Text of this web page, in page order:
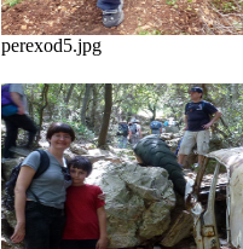
perexod5.jpg